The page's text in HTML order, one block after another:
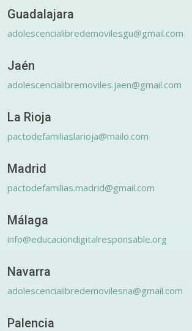
Guadalajara
adolescencialibredemovilesgu@gmail.com
Jaén
adolescencialibremoviles.jaen@gmail.com
La Rioja
pactodefamiliaslarioja@mailo.com
Madrid
pactodefamilias.madrid@gmail.com
Málaga
info@educaciondigitalresponsable.org
Navarra
adolescencialibredemovilesna@gmail.com
Palencia